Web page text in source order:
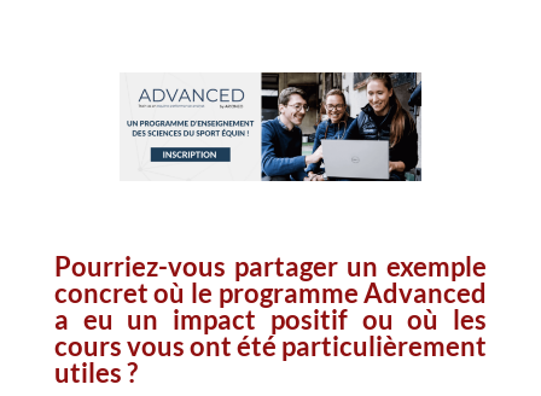
Pourriez-vous partager un exemple
concret où le programme Advanced
a eu un impact positif ou où les
cours vous ont été particulièrement
utiles ?